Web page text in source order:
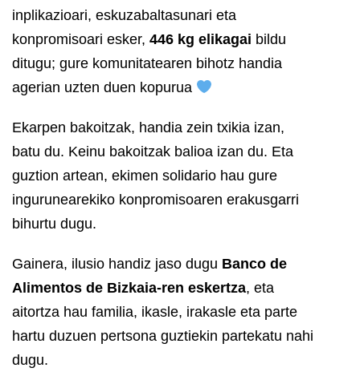
inplikazioari, eskuzabaltasunari eta
konpromisoari esker, 446 kg elikagai bildu
ditugu; gure komunitatearen bihotz handia
agerian uzten duen kopurua
Ekarpen bakoitzak, handia zein txikia izan,
batu du. Keinu bakoitzak balioa izan du. Eta
guztion artean, ekimen solidario hau gure
ingurunearekiko konpromisoaren erakusgarri
bihurtu dugu.
Gainera, ilusio handiz jaso dugu Banco de
Alimentos de Bizkaia-ren eskertza, eta
aitortza hau familia, ikasle, irakasle eta parte
hartu duzuen pertsona guztiekin partekatu nahi
dugu.